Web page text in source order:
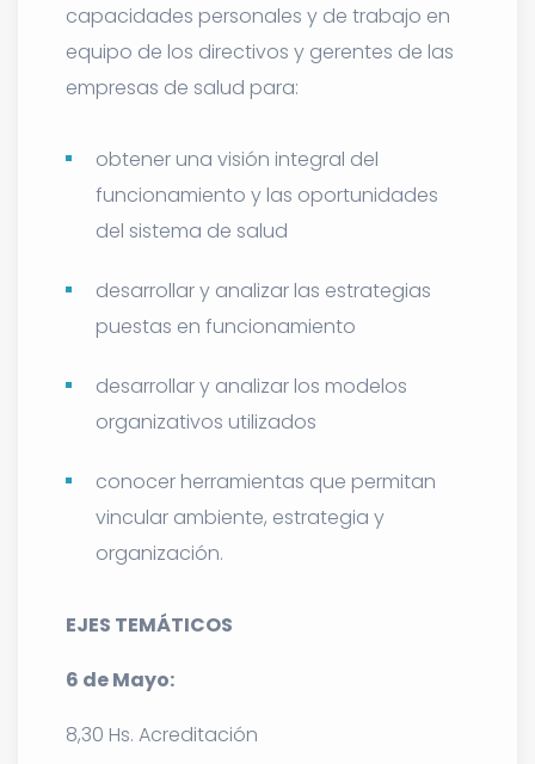
capacidades personales y de trabajo en
equipo de los directivos y gerentes de las
empresas de salud para:
obtener una visión integral del
funcionamiento y las oportunidades
del sistema de salud
desarrollar y analizar las estrategias
puestas en funcionamiento
desarrollar y analizar los modelos
organizativos utilizados
conocer herramientas que permitan
vincular ambiente, estrategia y
organización.
EJES TEMÁTICOS
6 de Mayo:
8,30 Hs. Acreditación